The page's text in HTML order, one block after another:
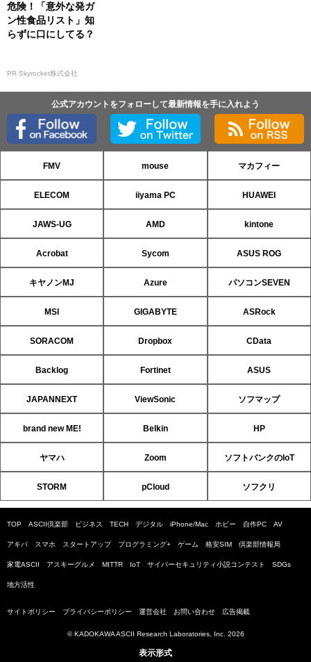
危険！「意外な発ガ
ン性食品リスト」知
らずに口にしてる？
PR Skyrocket株式会社
公式アカウントをフォローして最新情報を手に入れよう
FMV mouse マカフィー
ELECOM iiyama PC HUAWEI
JAWS-UG AMD kintone
Acrobat Sycom ASUS ROG
キヤノンMJ Azure パソコンSEVEN
MSI GIGABYTE ASRock
SORACOM Dropbox CData
Backlog Fortinet ASUS
JAPANNEXT ViewSonic ソフマップ
brand new ME! Belkin HP
ヤマハ Zoom ソフトバンクのIoT
STORM pCloud ソフクリ
TOP ASCII倶楽部 ビジネス TECH デジタル iPhone/Mac ホビー 自作PC AV
アキバ スマホ スタートアップ プログラミング+ ゲーム 格安SIM 倶楽部情報局
家電ASCII アスキーグルメ MITTR IoT サイバーセキュリティ小説コンテスト SDGs
地方活性
サイトポリシー プライバシーポリシー 運営会社 お問い合わせ 広告掲載
© KADOKAWA ASCII Research Laboratories, Inc. 2026
表示形式